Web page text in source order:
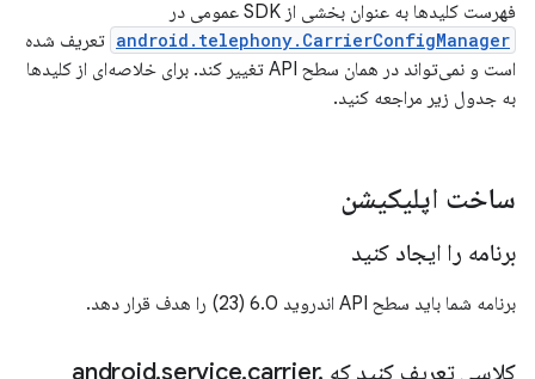
فهرست کلیدها به عنوان بخشی از SDK عمومی در
android.telephony.CarrierConfigManager تعریف شده
است و نمی‌تواند در همان سطح API تغییر کند. برای خلاصه‌ای از کلیدها
به جدول زیر مراجعه کنید.
ساخت اپلیکیشن
برنامه را ایجاد کنید
برنامه شما باید سطح API اندروید 6.0 (23) را هدف قرار دهد.
کلاسی تعریف کنید که android .service.carrier.